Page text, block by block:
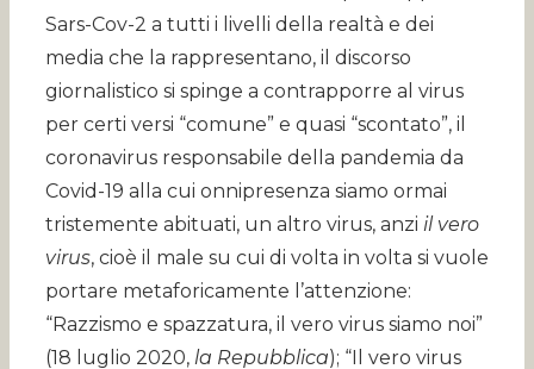
Sars-Cov-2 a tutti i livelli della realtà e dei
media che la rappresentano, il discorso
giornalistico si spinge a contrapporre al virus
per certi versi “comune” e quasi “scontato”, il
coronavirus responsabile della pandemia da
Covid-19 alla cui onnipresenza siamo ormai
tristemente abituati, un altro virus, anzi il vero
virus, cioè il male su cui di volta in volta si vuole
portare metaforicamente l’attenzione:
“Razzismo e spazzatura, il vero virus siamo noi”
(18 luglio 2020, la Repubblica); “Il vero virus